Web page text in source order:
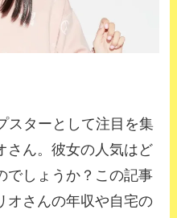
スターとして注目を集
さん。彼女の人気はど
でしょうか？この記事
オさんの年収や自宅の